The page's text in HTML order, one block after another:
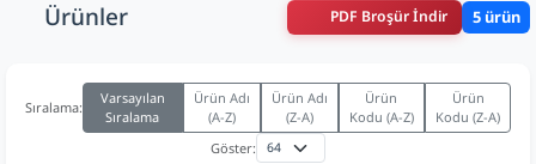
Ürünler PDF Broşür İndir 5 ürün
Sıralama:
Varsayılan
Sıralama
Ürün Adı
(A-Z)
Ürün Adı
(Z-A)
Ürün
Kodu (A-Z)
Ürün
Kodu (Z-A)
Göster: